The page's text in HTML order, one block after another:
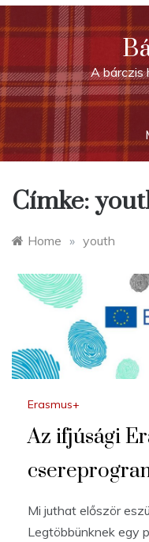
Skip
to
content
A bárczis
Címke:
Home » youth
Erasmus+
Az ifjúsági
Mi juthat először
Legtöbbünknek egy